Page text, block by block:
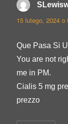
15 lutego, 2024 o
Que Pasa Si
You are not
me in PM.
Cialis 5 mg
prezzo